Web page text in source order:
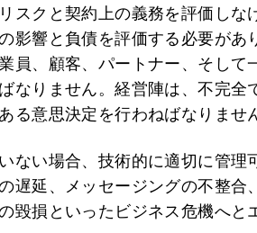
スクと契約上の義務を評価しな
影響と負債を評価する必要があ
員、顧客、パートナー、そして
なりません。経営陣は、不完全
る意思決定を行わねばなりませ
ない場合、技術的に適切に管理
遅延、メッセージングの不整合
毀損といったビジネス危機へと